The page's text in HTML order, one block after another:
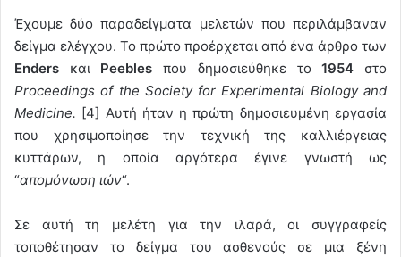
Έχουμε δύο παραδείγματα μελετών που περιλάμβαναν
δείγμα ελέγχου. Το πρώτο προέρχεται από ένα άρθρο των
Enders και Peeblesπου δημοσιεύθηκε το1954 στο
Proceedings of the Society for Experimental Biology and
Medicine. [4] Αυτή ήταν η πρώτη δημοσιευμένη εργασία
που χρησιμοποίησε την τεχνική της καλλιέργειας
κυττάρων, η οποία αργότερα έγινε γνωστή ως
“απομόνωση ιών“.
Σε αυτή τη μελέτη για την ιλαρά, οι συγγραφείς
τοποθέτησαν το δείγμα του ασθενούς σε μια ξένη